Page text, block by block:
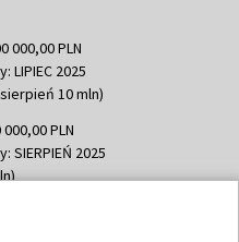
000,00 PLN
LIPIEC 2025
10 mln)
PLN
SIERPIEŃ 2025
PLN